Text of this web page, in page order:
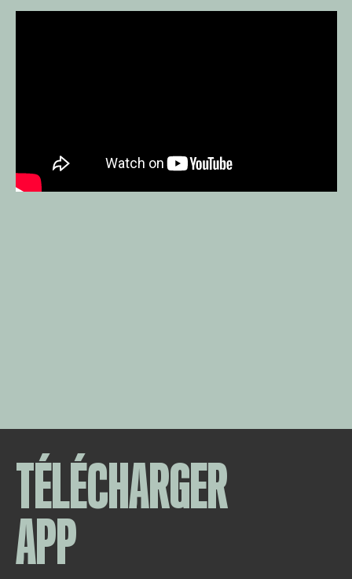
TÉLÉCHARGER
APP